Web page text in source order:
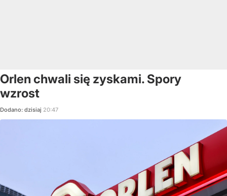
Orlen chwali się zyskami. Spory
wzrost
Dodano: dzisiaj 20:47